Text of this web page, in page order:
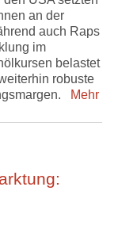
an der
auch Raps
im
belastet
robuste
Mehr